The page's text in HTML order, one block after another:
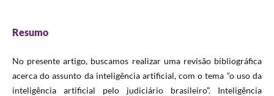
Resumo
No presente artigo, buscamos realizar uma revisão bibliográfica
acerca do assunto da inteligência artificial, com o tema “o uso da
inteligência artificial pelo judiciário brasileiro”. Inteligência